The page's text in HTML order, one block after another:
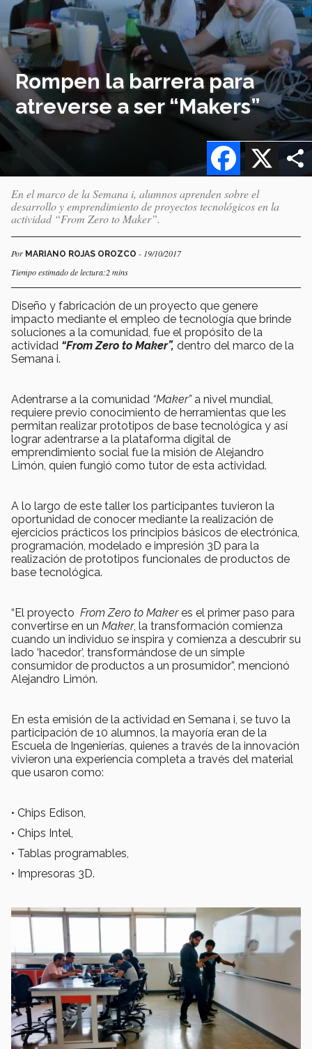
Rompen la barrera para
atreverse a ser “Makers”
X
Facebook
En el marco de la Semana i, alumnos aprenden sobre el
desarrollo y emprendimiento de proyectos tecnológicos en la
actividad “From Zero to Maker”.
Por MARIANO ROJAS OROZCO - 19/10/2017
Tiempo estimado de lectura:2 mins
Diseño y fabricación de un proyecto que genere
impacto mediante el empleo de tecnología que brinde
soluciones a la comunidad, fue el propósito de la
actividad “From Zero to Maker”, dentro del marco de la
Semana i.
Adentrarse a la comunidad “Maker”a nivel mundial,
requiere previo conocimiento de herramientas que les
permitan realizar prototipos de base tecnológica y así
lograr adentrarse a la plataforma digital de
emprendimiento social fue la misión de Alejandro
Limón, quien fungió como tutor de esta actividad.
A lo largo de este taller los participantes tuvieron la
oportunidad de conocer mediante la realización de
ejercicios prácticos los principios básicos de electrónica,
programación, modelado e impresión 3D para la
realización de prototipos funcionales de productos de
base tecnológica.
“El proyecto From Zero to Makeres el primer paso para
convertirse en un Maker, la transformación comienza
cuando un individuo se inspira y comienza a descubrir su
lado ‘hacedor’, transformándose de un simple
consumidor de productos a un prosumidor”, mencionó
Alejandro Limón.
En esta emisión de la actividad en Semana i, se tuvo la
participación de 10 alumnos, la mayoría eran de la
Escuela de Ingenierías, quienes a través de la innovación
vivieron una experiencia completa a través del material
que usaron como:
• Chips Edison,
• Chips Intel,
• Tablas programables,
• Impresoras 3D.